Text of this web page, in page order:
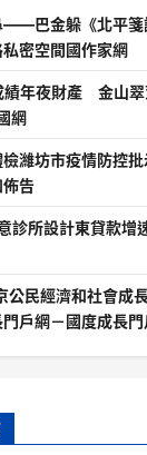
——巴金躲《北平箋
密空間國作家網
績年夜財產 金山
網
濰坊市疫情防控
佈告
診所設計東貸款增
公民經濟和社會成
戶網－國度成長門